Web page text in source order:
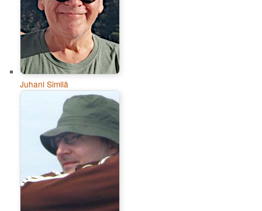
Juhani Similä